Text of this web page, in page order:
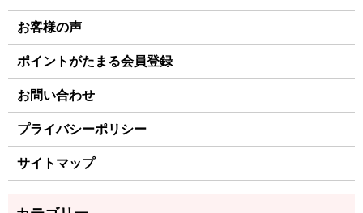
お客様の声
ポイントがたまる会員登録
お問い合わせ
プライバシーポリシー
サイトマップ